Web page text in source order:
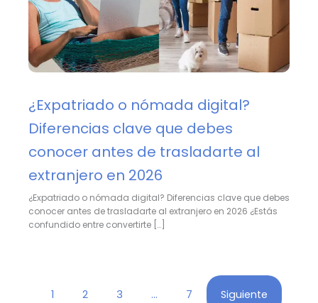
¿Expatriado o nómada digital?
Diferencias clave que debes
conocer antes de trasladarte al
extranjero en 2026
¿Expatriado o nómada digital? Diferencias clave que debes
conocer antes de trasladarte al extranjero en 2026 ¿Estás
confundido entre convertirte […]
1 2 3 … 7 Siguiente